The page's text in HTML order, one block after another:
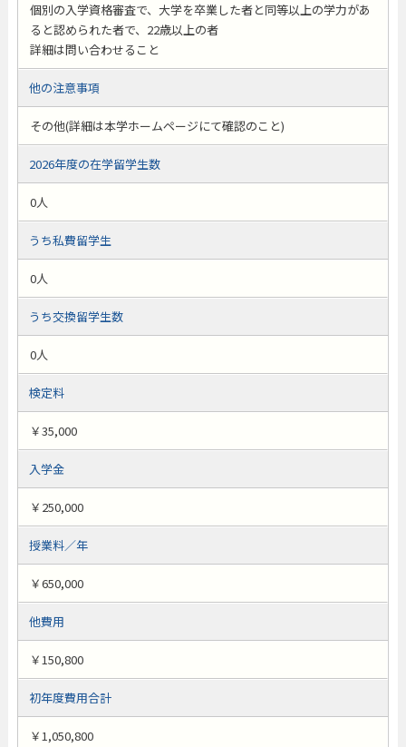
個別の入学資格審査で、大学を卒業した者と同等以上の学力があ
ると認められた者で、22歳以上の者
詳細は問い合わせること
他の注意事項
その他(詳細は本学ホームページにて確認のこと)
2026年度の在学留学生数
0人
うち私費留学生
0人
うち交換留学生数
0人
検定料
￥35,000
入学金
￥250,000
授業料／年
￥650,000
他費用
￥150,800
初年度費用合計
￥1,050,800